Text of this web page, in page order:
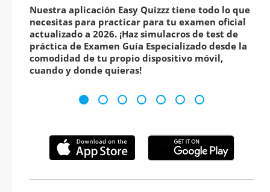
Nuestra aplicación Easy Quizzz tiene todo lo que
necesitas para practicar para tu examen oficial
actualizado a 2026. ¡Haz simulacros de test de
práctica de Examen Guía Especializado desde la
comodidad de tu propio dispositivo móvil,
cuando y donde quieras!